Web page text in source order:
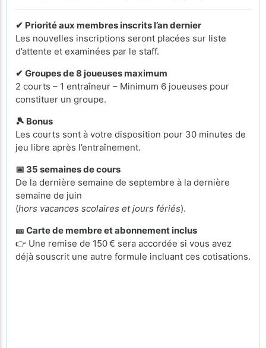
✔ Priorité aux membres inscrits l’an dernier
Les nouvelles inscriptions seront placées sur liste
d’attente et examinées par le staff.
✔ Groupes de 8 joueuses maximum
2 courts – 1 entraîneur – Minimum 6 joueuses pour
constituer un groupe.
🎾 Bonus
Les courts sont à votre disposition pour 30 minutes de
jeu libre après l’entraînement.
📅 35 semaines de cours
De la dernière semaine de septembre à la dernière
semaine de juin
(hors vacances scolaires et jours fériés).
🎫 Carte de membre et abonnement inclus
👉 Une remise de 150 € sera accordée si vous avez
déjà souscrit une autre formule incluant ces cotisations.